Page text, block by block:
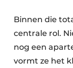
Binnen die
centrale rol.
nog een
vormt ze het